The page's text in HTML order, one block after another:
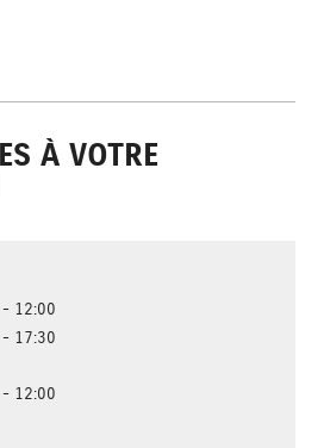
À VOTRE
12:00
17:30
12:00